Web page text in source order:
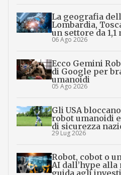
La geografia
Lombardia,
un settore da
06 Ago 2026
Ecco Gemini
di Google per
umanoidi
05 Ago 2026
Gli USA
robot umanoidi
di sicurezza
29 Lug 2026
Robot, cobot o
AI dall’hype